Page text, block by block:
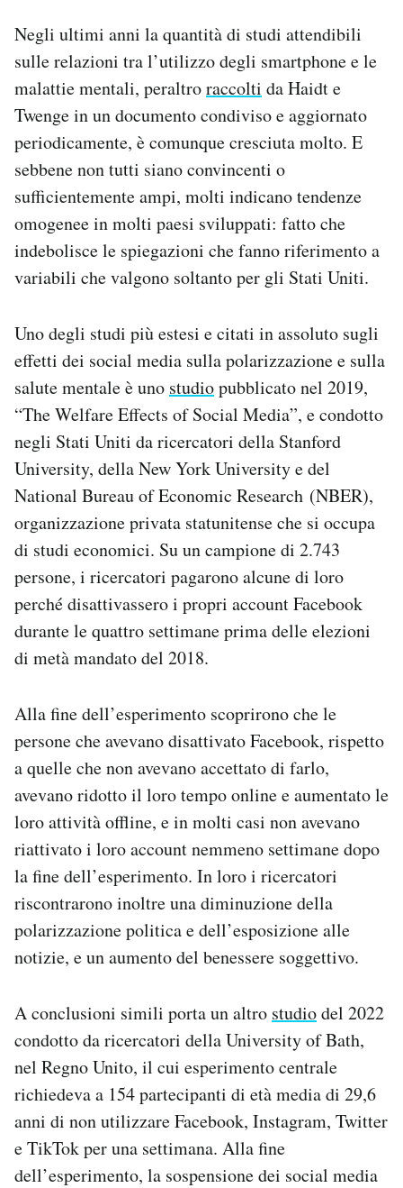
Negli ultimi anni la quantità di studi attendibili
sulle relazioni tra l’utilizzo degli smartphone e le
malattie mentali, peraltroraccolti da Haidt e
Twenge in un documento condiviso e aggiornato
periodicamente, è comunque cresciuta molto. E
sebbene non tutti siano convincenti o
sufficientemente ampi, molti indicano tendenze
omogenee in molti paesi sviluppati: fatto che
indebolisce le spiegazioni che fanno riferimento a
variabili che valgono soltanto per gli Stati Uniti.
Uno degli studi più estesi e citati in assoluto sugli
effetti dei social media sulla polarizzazione e sulla
salute mentale è uno studiopubblicato nel 2019,
“The Welfare Effects of Social Media”, e condotto
negli Stati Uniti da ricercatori della Stanford
University, della New York University e del
National Bureau of Economic Research (NBER),
organizzazione privata statunitense che si occupa
di studi economici. Su un campione di 2.743
persone, i ricercatori pagarono alcune di loro
perché disattivassero i propri account Facebook
durante le quattro settimane prima delle elezioni
di metà mandato del 2018.
Alla fine dell’esperimento scoprirono che le
persone che avevano disattivato Facebook, rispetto
a quelle che non avevano accettato di farlo,
avevano ridotto il loro tempo online e aumentato le
loro attività offline, e in molti casi non avevano
riattivato i loro account nemmeno settimane dopo
la fine dell’esperimento. In loro i ricercatori
riscontrarono inoltre una diminuzione della
polarizzazione politica e dell’esposizione alle
notizie, e un aumento del benessere soggettivo.
A conclusioni simili porta un altro studiodel 2022
condotto da ricercatori della University of Bath,
nel Regno Unito, il cui esperimento centrale
richiedeva a 154 partecipanti di età media di 29,6
anni di non utilizzare Facebook, Instagram, Twitter
e TikTok per una settimana. Alla fine
dell’esperimento, la sospensione dei social media